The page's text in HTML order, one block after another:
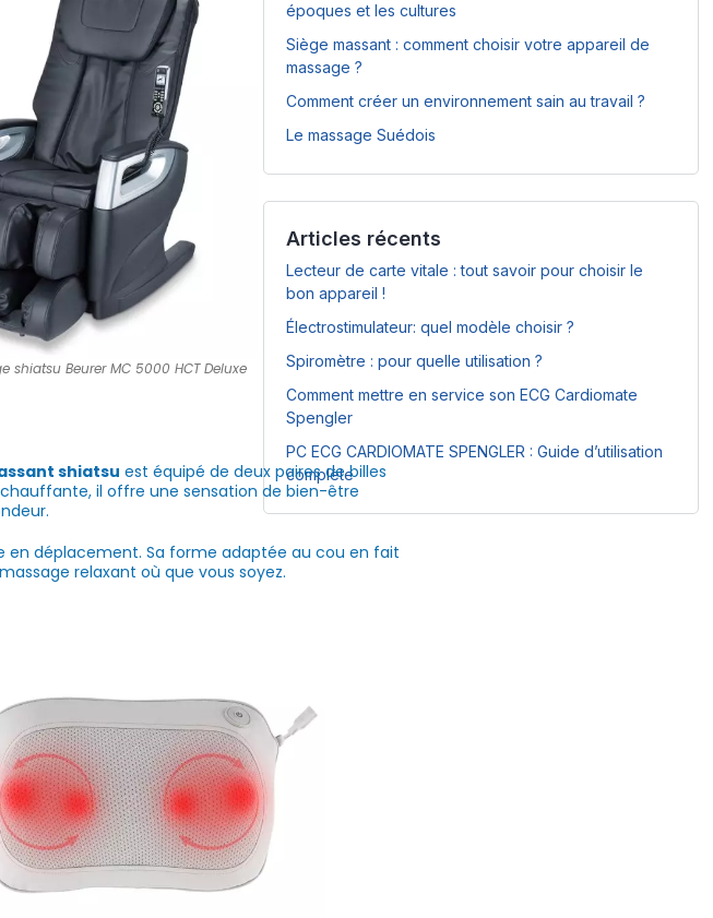
shiatsu Beurer MC 5000 HCT Deluxe
shiatsu est équipé de deux paires de billes
il offre une sensation de bien-être
déplacement. Sa forme adaptée au cou en fait
relaxant où que vous soyez.
époques et les cultures
Siège massant : comment choisir votre appareil de
massage ?
Comment créer un environnement sain au travail ?
Le massage Suédois
Articles récents
Lecteur de carte vitale : tout savoir pour choisir le
bon appareil !
Électrostimulateur: quel modèle choisir ?
Spiromètre : pour quelle utilisation ?
Comment mettre en service son ECG Cardiomate
Spengler
PC ECG CARDIOMATE SPENGLER : Guide d’utilisation
complète